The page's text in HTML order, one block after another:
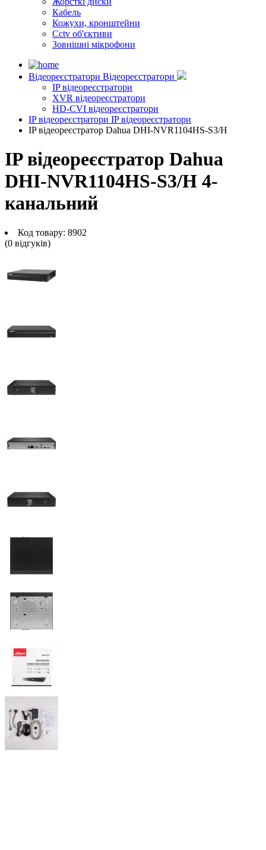
Кабель
Кожухи, кронштейни
Cctv об'єктиви
Зовнішні мікрофони
Відеореєстратори Відеореєстратори
IP відеореєстратори
XVR відеореєстратори
HD-CVI відеореєстратори
IP відеореєстратори IP відеореєстратори
IP відеореєстратор Dahua DHI-NVR1104HS-S3/H
IP відеореєстратор Dahua
DHI-NVR1104HS-S3/H 4-
канальний
Код товару: 8902
(0 вiдгукiв)